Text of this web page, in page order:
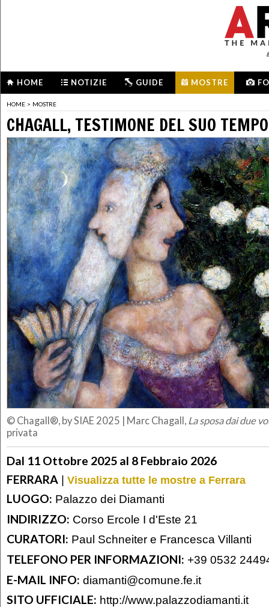
HOME NOTIZIE GUIDE MOSTRE
HOME > MOSTRE
CHAGALL, TESTIMONE DEL SUO TEMPO
© Chagall®, by SIAE 2025 Marc Chagall, La sposa dai due
privata
Dal 11 Ottobre 2025 al 8 Febbraio 2026
FERRARA | Visualizza tutte le mostre a Ferrara
LUOGO: Palazzo dei Diamanti
INDIRIZZO: Corso Ercole I d'Este 21
CURATORI: Paul Schneiter e Francesca Villanti
TELEFONO PER INFORMAZIONI: +39 0532
E-MAIL INFO: diamanti@comune.fe.it
SITO UFFICIALE: http://www.palazzodiamanti.it